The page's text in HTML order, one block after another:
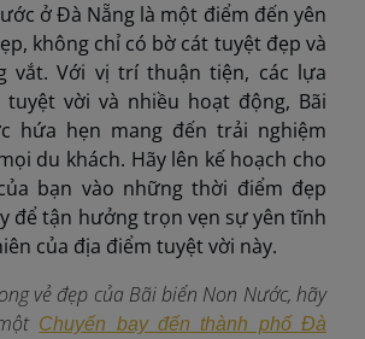
ở Đà Nẵng là một điểm đến yên
không chỉ có bờ cát tuyệt đẹp và
vắt. Với vị trí thuận tiện, các lựa
vời và nhiều hoạt động, Bãi
hứa hẹn mang đến trải nghiệm
du khách. Hãy lên kế hoạch cho
bạn vào những thời điểm đẹp
để tận hưởng trọn vẹn sự yên tĩnh
của địa điểm tuyệt vời này.
vẻ đẹp của Bãi biển Non Nước, hãy
Chuyến bay đến thành phố Đà